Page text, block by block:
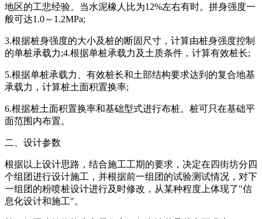
地区的工悲经验。当水泥橡人比为12%左右有时。拼身强度一
般可达1.0～1.2MPa;
3.根据桩身强度的大小及桩的断固尺寸，计算由桩身强度控制
的单桩承载力;4.根据单桩承载力及土质条件，计算有效桩长;
5.根据单桩承载力、有效桩长和土部结构要求达到的复合地基
承载力，计算桩土面积置换率;
6.根据桩土面积置换率和基础型式进行布桩。桩可只在基础平
面范围内布置。
二、设计参数
根据以上设计思路，结合施工工期的要求，决定在四街坊分四
个组团进行设计施工，并根据前一组团的试验测试情况，对下
一组团的粉喷桩设计进行及时修改，从某种程度上体现了"信
息化设计和施工"。